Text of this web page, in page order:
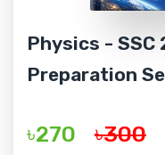
Physics - SSC
Preparation
৳270 ৳300